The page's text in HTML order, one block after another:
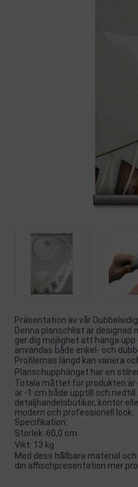
Präsentation av vår
Denna planschlist är designad
ger dig möjlighet att hänga
användas både enkel- och
Profilernas längd kan variera
Planschupphänget har en
Totala måttet för produkten är
är -1 cm både upptill och
detaljhandelsbutiker, kontor
modern och professionell look.
Specifikation:
Storlek: 60,0 cm
Vikt: 13 kg
Med dess hållbara material
din affischpresentation mer